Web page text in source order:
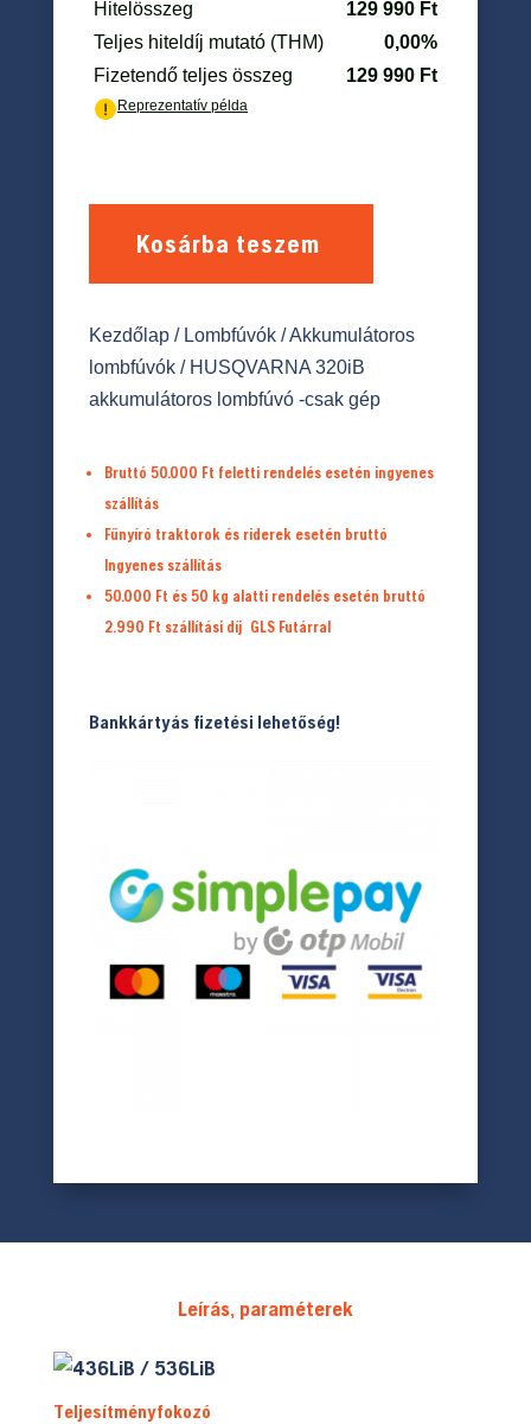
Kosárba teszem
Kezdőlap/ Lombfúvók/Akkumulátoros
lombfúvók/ HUSQVARNA 320iB
akkumulátoros lombfúvó -csak gép
Bruttó 50.000 Ft feletti rendelés esetén ingyenes
szállítás
Fűnyíró traktorok és riderek esetén bruttó
Ingyenes szállítás
50.000 Ft és 50 kg alatti rendelés esetén bruttó
2.990 Ft szállítási díj GLS Futárral
Bankkártyás fizetési lehetőség!
Leírás, paraméterek
Teljesítményfokozó